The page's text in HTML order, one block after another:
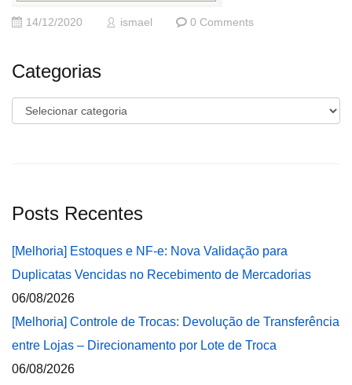
14/12/2020 ismael 0 Comments
Categorias
Categorias
Posts Recentes
[Melhoria] Estoques e NF-e: Nova Validação para
Duplicatas Vencidas no Recebimento de Mercadorias
06/08/2026
[Melhoria] Controle de Trocas: Devolução de Transferência
entre Lojas – Direcionamento por Lote de Troca
06/08/2026